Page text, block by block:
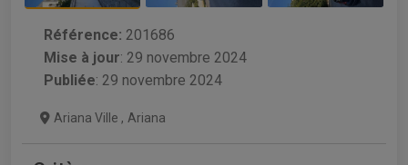
Référence: 201686
Mise à jour: 29 novembre 2024
Publiée: 29 novembre 2024
Ariana Ville , Ariana